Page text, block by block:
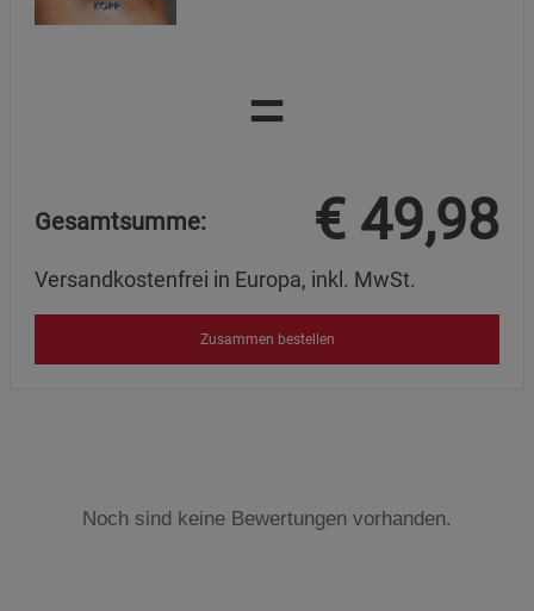
=
Gesamtsumme: € 49,98
Versandkostenfrei in Europa, inkl. MwSt.
Zusammen bestellen
Noch sind keine Bewertungen vorhanden.